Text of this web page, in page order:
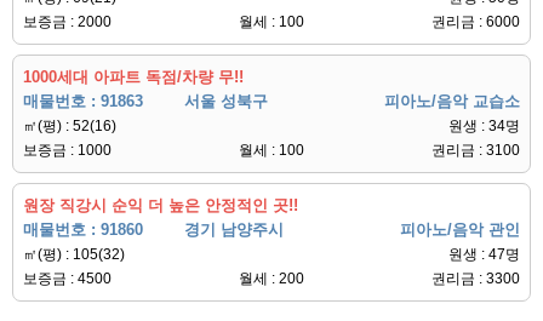
보증금 : 2000
월세 : 100 권리금 : 6000
1000세대 아파트 독점/차량 무!!
매물번호 : 91863
서울 성북구 피아노/음악 교습소
㎡(평) : 52(16)
원생 : 34명
보증금 : 1000
월세 : 100 권리금 : 3100
원장 직강시 순익 더 높은 안정적인 곳!!
매물번호 : 91860
경기 남양주시 피아노/음악 관인
㎡(평) : 105(32)
원생 : 47명
보증금 : 4500
월세 : 200 권리금 : 3300